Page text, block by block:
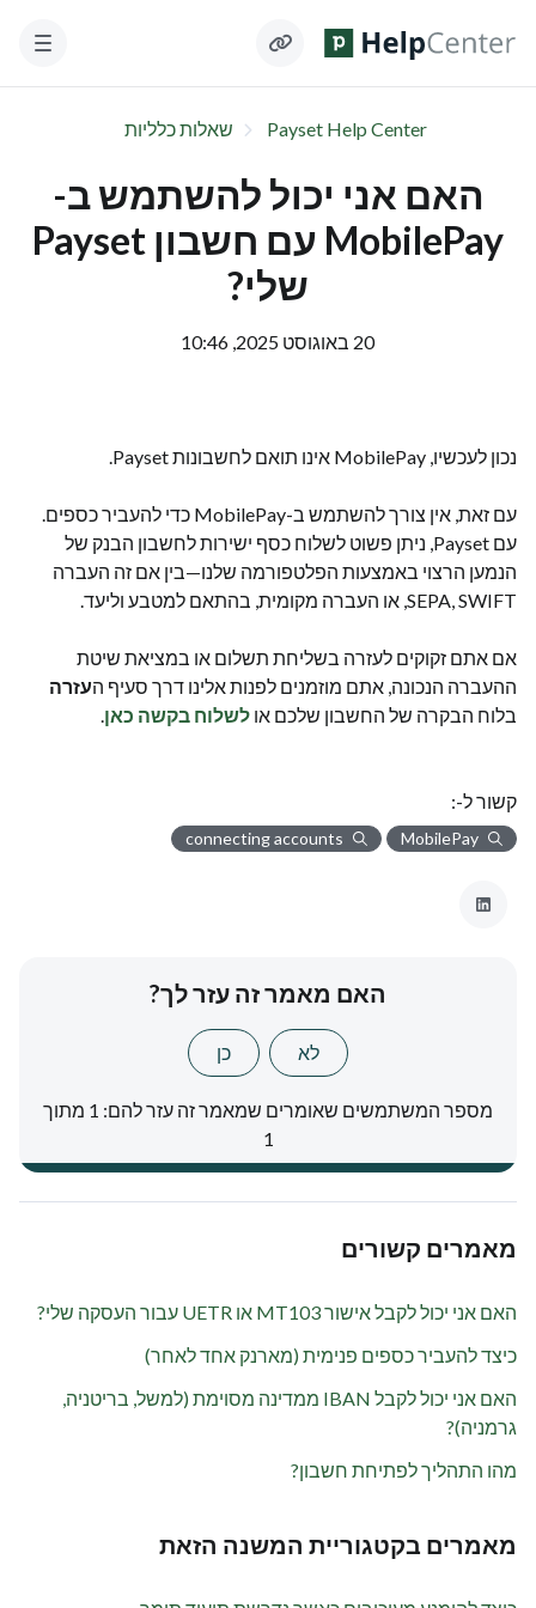
Payset Help Center שאלות כלליות
האם אני יכול להשתמש ב-
MobilePay עם חשבון Payset
שלי?
20 באוגוסט 2025, 10:46
נכון לעכשיו, MobilePay אינו תואם לחשבונות Payset.
עם זאת, אין צורך להשתמש ב-MobilePay כדי להעביר כספים.
עם Payset, ניתן פשוט לשלוח כסף ישירות לחשבון הבנק של
הנמען הרצוי באמצעות הפלטפורמה שלנו—בין אם זה העברה
SEPA, SWIFT, או העברה מקומית, בהתאם למטבע וליעד.
אם אתם זקוקים לעזרה בשליחת תשלום או במציאת שיטת
ההעברה הנכונה, אתם מוזמנים לפנות אלינו דרך סעיף העזרה
בלוח הבקרה של החשבון שלכם או לשלוח בקשה כאן.
קשור ל-:
MobilePay
connecting accounts
האם מאמר זה עזר לך?
לא כן
מספר המשתמשים שאומרים שמאמר זה עזר להם: 1 מתוך
1
מאמרים קשורים
האם אני יכול לקבל אישור MT103 או UETR עבור העסקה שלי?
כיצד להעביר כספים פנימית (מארנק אחד לאחר)
האם אני יכול לקבל IBAN ממדינה מסוימת (למשל, בריטניה,
גרמניה)?
מהו התהליך לפתיחת חשבון?
מאמרים בקטגוריית המשנה הזאת